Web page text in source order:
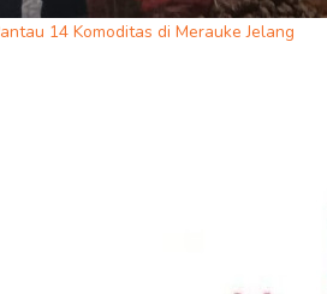
14 Komoditas di Merauke Jelang